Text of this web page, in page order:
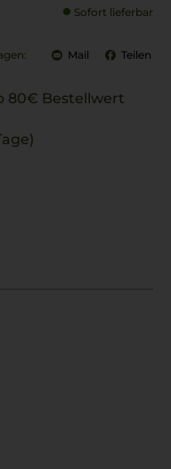
Sofort lieferbar
Mail Teilen
80€ Bestellwert